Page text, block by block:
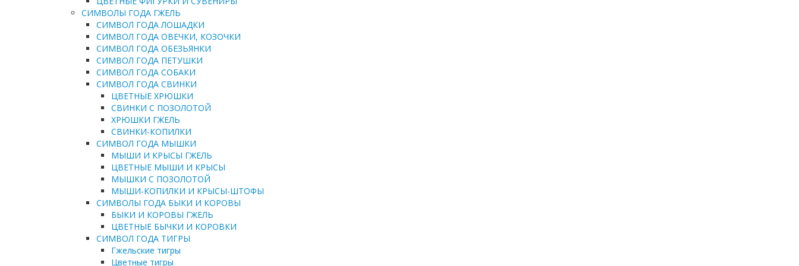
СИМВОЛЫ ГОДА ГЖЕЛЬ
СИМВОЛ ГОДА ЛОШАДКИ
СИМВОЛ ГОДА ОВЕЧКИ, КОЗОЧКИ
СИМВОЛ ГОДА ОБЕЗЬЯНКИ
СИМВОЛ ГОДА ПЕТУШКИ
СИМВОЛ ГОДА СОБАКИ
СИМВОЛ ГОДА СВИНКИ
ЦВЕТНЫЕ ХРЮШКИ
СВИНКИ С ПОЗОЛОТОЙ
ХРЮШКИ ГЖЕЛЬ
СВИНКИ-КОПИЛКИ
СИМВОЛ ГОДА МЫШКИ
МЫШИ И КРЫСЫ ГЖЕЛЬ
ЦВЕТНЫЕ МЫШИ И КРЫСЫ
МЫШКИ С ПОЗОЛОТОЙ
МЫШИ-КОПИЛКИ И КРЫСЫ-ШТОФЫ
СИМВОЛЫ ГОДА БЫКИ И КОРОВЫ
БЫКИ И КОРОВЫ ГЖЕЛЬ
ЦВЕТНЫЕ БЫЧКИ И КОРОВКИ
СИМВОЛ ГОДА ТИГРЫ
Гжельские тигры
Цветные тигры